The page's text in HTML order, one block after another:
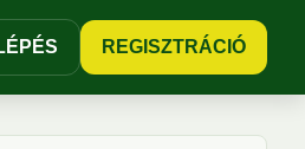
REGISZTRÁCIÓ